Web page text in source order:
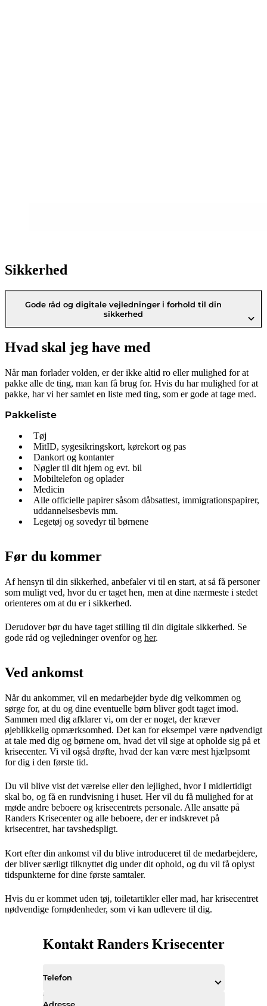
Sikkerhed
Gode råd og digitale vejledninger i forhold til din
sikkerhed
Hvad skal jeg have med
Når man forlader volden, er der ikke altid ro eller mulighed for at
pakke alle de ting, man kan få brug for. Hvis du har mulighed for at
pakke, har vi her samlet en liste med ting, som er gode at tage med.
Pakkeliste
Tøj
MitID, sygesikringskort, kørekort og pas
Dankort og kontanter
Nøgler til dit hjem og evt. bil
Mobiltelefon og oplader
Medicin
Alle officielle papirer såsom dåbsattest, immigrationspapirer,
uddannelsesbevis mm.
Legetøj og sovedyr til børnene
Før du kommer
Af hensyn til din sikkerhed, anbefaler vi til en start, at så få personer
som muligt ved, hvor du er taget hen, men at dine nærmeste i stedet
orienteres om at du er i sikkerhed.
Derudover bør du have taget stilling til din digitale sikkerhed. Se
gode råd og vejledninger ovenfor og her.
Ved ankomst
Når du ankommer, vil en medarbejder byde dig velkommen og
sørge for, at du og dine eventuelle børn bliver godt taget imod.
Sammen med dig afklarer vi, om der er noget, der kræver
øjeblikkelig opmærksomhed. Det kan for eksempel være nødvendigt
at tale med dig og børnene om, hvad det vil sige at opholde sig på et
krisecenter. Vi vil også drøfte, hvad der kan være mest hjælpsomt
for dig i den første tid.
Du vil blive vist det værelse eller den lejlighed, hvor I midlertidigt
skal bo, og få en rundvisning i huset. Her vil du få mulighed for at
møde andre beboere og krisecentrets personale. Alle ansatte på
Randers Krisecenter og alle beboere, der er indskrevet på
krisecentret, har tavshedspligt.
Kort efter din ankomst vil du blive introduceret til de medarbejdere,
der bliver særligt tilknyttet dig under dit ophold, og du vil få oplyst
tidspunkterne for dine første samtaler.
Hvis du er kommet uden tøj, toiletartikler eller mad, har krisecentret
nødvendige fornødenheder, som vi kan udlevere til dig.
Kontakt Randers Krisecenter
Telefon